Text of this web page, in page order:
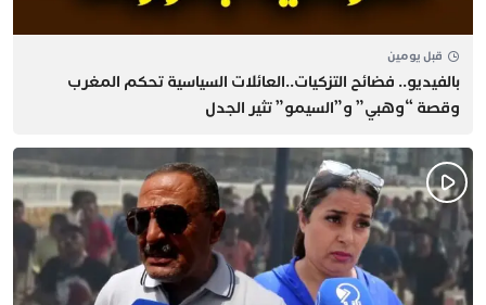
قبل يومين
بالفيديو.. فضائح التزكيات..العائلات السياسية تحكم المغرب
وقصة “وهبي” و”السيمو” تثير الجدل